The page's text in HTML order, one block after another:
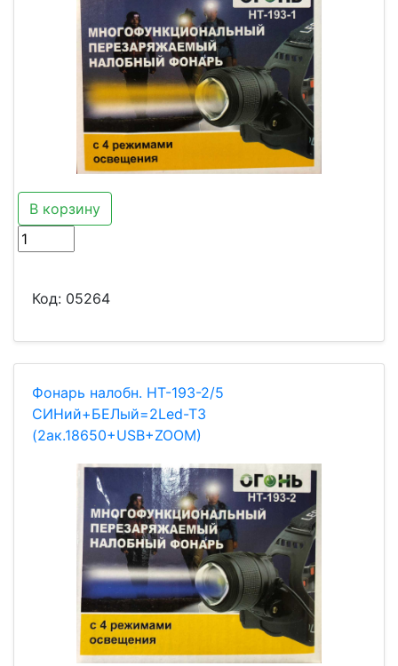
В корзину
Код: 05264
Фонарь налобн. HT-193-2/5
СИНий+БЕЛый=2Led-T3
(2ак.18650+USB+ZOOM)